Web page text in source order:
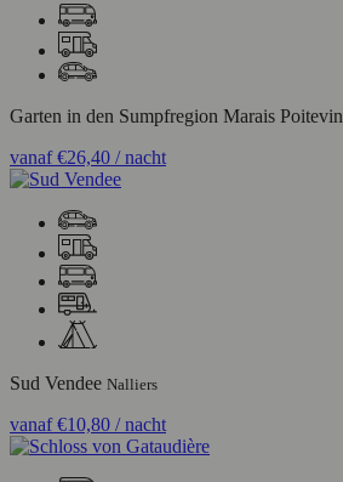
Garten in den Sumpfregion Marais Poitevin
vanaf€26,40 / nacht
Sud Vendee Nalliers
vanaf€10,80 / nacht